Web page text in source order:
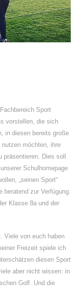
Sport
vorstellen, die sich
in diesen bereits große
nutzen möchten, ihre
Dies soll
Schulhomepage
„seinen Sport“
beratend zur Verfügung.
Klasse 8a und der
Viele von euch haben
Freizeit spiele ich
diesen Sport
aber nicht wissen: in
Golf. Und die